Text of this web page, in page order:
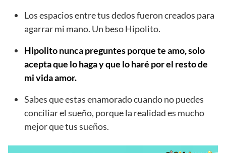
Los espacios entre tus dedos fueron creados para
agarrar mi mano. Un beso Hipolito.
Hipolito nunca preguntes porque te amo, solo
acepta que lo haga y que lo haré por el resto de
mi vida amor.
Sabes que estas enamorado cuando no puedes
conciliar el sueño, porque la realidad es mucho
mejor que tus sueños.